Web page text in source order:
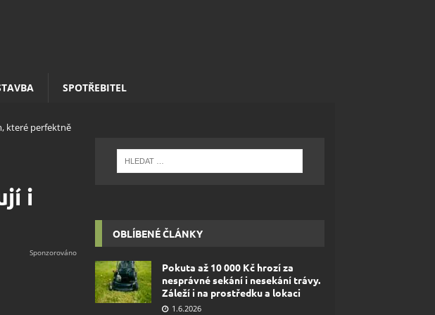
SPOTŘEBITEL
které perfektně
i
OBLÍBENÉ ČLÁNKY
Pokuta až 10 000 Kč hrozí za
nesprávné sekání i nesekání trávy.
Záleží i na prostředku a lokaci
1.6.2026